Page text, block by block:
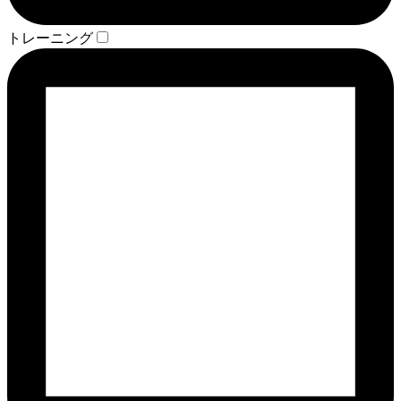
トレーニング